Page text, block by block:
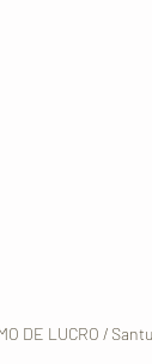
DE LUCRO /